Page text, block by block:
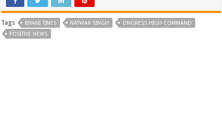
Tags BIYANI TIMES NATWAR SINGH
ONGRESS HIGH COMMAND
POSITIVE NEWS